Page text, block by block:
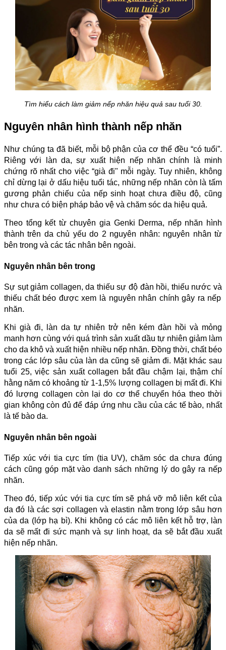
Tìm hiểu cách làm giảm nếp nhăn hiệu quả sau tuổi 30.
Nguyên nhân hình thành nếp nhăn
Như chúng ta đã biết, mỗi bộ phận của cơ thể đều “có tuổi”.
Riêng với làn da, sự xuất hiện nếp nhăn chính là minh
chứng rõ nhất cho việc “già đi" mỗi ngày. Tuy nhiên, không
chỉ dừng lại ở dấu hiệu tuổi tác, những nếp nhăn còn là tấm
gương phản chiếu của nếp sinh hoạt chưa điều độ, cũng
như chưa có biện pháp bảo vệ và chăm sóc da hiệu quả.
Theo tổng kết từ chuyên gia Genki Derma, nếp nhăn hình
thành trên da chủ yếu do 2 nguyên nhân: nguyên nhân từ
bên trong và các tác nhân bên ngoài.
Nguyên nhân bên trong
Sự sụt giảm collagen, da thiếu sự độ đàn hồi, thiếu nước và
thiếu chấtbéo được xem là nguyên nhân chính gây ra nếp
nhăn.
Khi già đi, làn da tự nhiên trở nên kém đàn hồi và mỏng
manh hơn cùng với quá trình sản xuất dầu tự nhiên giảm làm
cho da khô và xuất hiện nhiều nếp nhăn. Đồng thời, chất béo
trong các lớp sâu của làn da cũng sẽ giảm đi. Mặt khác sau
tuổi 25, việc sản xuất collagen bắt đầu chậm lại, thậm chí
hằng năm có khoảng từ 1-1,5% lượng collagen bị mất đi. Khi
đó lượng collagen còn lại do cơ thể chuyển hóa theo thời
gian không còn đủ để đáp ứng nhu cầu của các tế bào, nhất
là tế bào da.
Nguyên nhân bên ngoài
Tiếp xúc với tia cực tím (tia UV), chăm sóc da chưa đúng
cách cũng góp mặt vào danh sách những lý do gây ra nếp
nhăn.
Theo đó, tiếp xúc với tia cực tím sẽ phá vỡ mô liên kết của
da đó là các sợi collagen và elastin nằm trong lớp sâu hơn
của da (lớp hạ bì). Khi không có các mô liên kết hỗ trợ, làn
da sẽ mất đi sức mạnh và sự linh hoạt, da sẽ bắt đầu xuất
hiện nếp nhăn.